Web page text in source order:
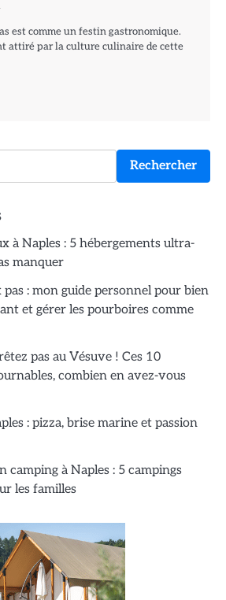
est comme un festin gastronomique.
attiré par la culture culinaire de cette
Rechercher
à Naples : 5 hébergements ultra-
manquer
pas : mon guide personnel pour bien
et gérer les pourboires comme
pas au Vésuve ! Ces 10
combien en avez-vous
: pizza, brise marine et passion
camping à Naples : 5 campings
les familles